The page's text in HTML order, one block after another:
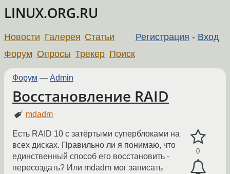
LINUX.ORG.RU
Регистрация - Вход
Новости Галерея Статьи
Форум Опросы Трекер Поиск
Форум — Admin
Восстановление RAID
mdadm
0
Есть RAID 10 с затёртыми суперблоками на
всех дисках. Правильно ли я понимаю, что
единственный способ его восстановить -
пересоздать? Или mdadm мог записать